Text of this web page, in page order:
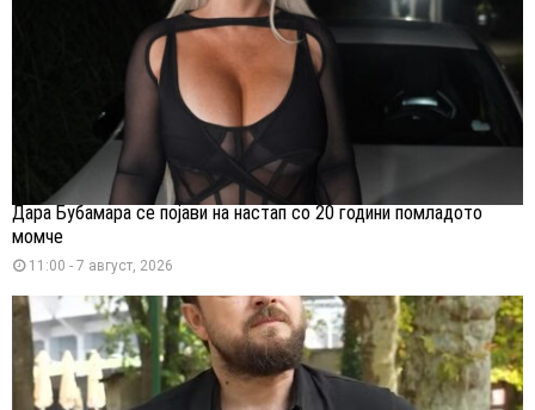
Дара Бубамара се појави на настап со 20 години помладото
момче
11:00 - 7 август, 2026